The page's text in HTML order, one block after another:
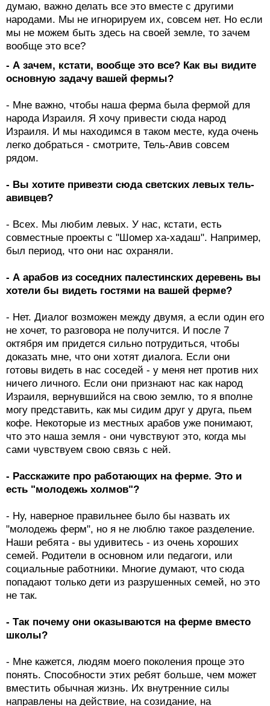
думаю, важно делать все это вместе с другими
народами. Мы не игнорируем их, совсем нет. Но если
мы не можем быть здесь на своей земле, то зачем
вообще это все?
- А зачем, кстати, вообще это все? Как вы видите
основную задачу вашей фермы?
- Мне важно, чтобы наша ферма была фермой для
народа Израиля. Я хочу привести сюда народ
Израиля. И мы находимся в таком месте, куда очень
легко добраться - смотрите, Тель-Авив совсем
рядом.
- Вы хотите привезти сюда светских левых тель-
авивцев?
- Всех. Мы любим левых. У нас, кстати, есть
совместные проекты с "Шомер ха-хадаш". Например,
был период, что они нас охраняли.
- А арабов из соседних палестинских деревень вы
хотели бы видеть гостями на вашей ферме?
- Нет. Диалог возможен между двумя, а если один его
не хочет, то разговора не получится. И после 7
октября им придется сильно потрудиться, чтобы
доказать мне, что они хотят диалога. Если они
готовы видеть в нас соседей - у меня нет против них
ничего личного. Если они признают нас как народ
Израиля, вернувшийся на свою землю, то я вполне
могу представить, как мы сидим друг у друга, пьем
кофе. Некоторые из местных арабов уже понимают,
что это наша земля - они чувствуют это, когда мы
сами чувствуем свою связь с ней.
- Расскажите про работающих на ферме. Это и
есть "молодежь холмов"?
- Ну, наверное правильнее было бы назвать их
"молодежь ферм", но я не люблю такое разделение.
Наши ребята - вы удивитесь - из очень хороших
семей. Родители в основном или педагоги, или
социальные работники. Многие думают, что сюда
попадают только дети из разрушенных семей, но это
не так.
- Так почему они оказываются на ферме вместо
школы?
- Мне кажется, людям моего поколения проще это
понять. Способности этих ребят больше, чем может
вместить обычная жизнь. Их внутренние силы
направлены на действие, на созидание, на